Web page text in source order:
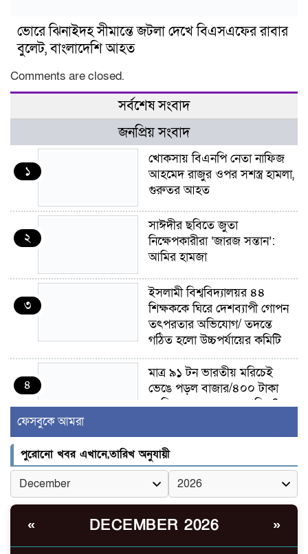
ভোরে ঝিনাইদহ সীমান্তে জটলা দেখে বিএসএফের রাবার
বুলেট, বাংলাদেশি আহত
Comments are closed.
সর্বশেষ সংবাদ
জনপ্রিয় সংবাদ
১
খোকসায় বিএনপি নেতা নাফিজ
আহমেদ রাজুর ওপর সশস্ত্র হামলা,
গুরুতর আহত
২
সাঈদীর ছবিতে জুতা
নিক্ষেপকারীরা ‘জারজ সন্তান’:
আমির হামজা
৩
ইসলামী বিশ্ববিদ্যালয়র ৪৪
শিক্ষককে ঘিরে দেশব্যাপী গোপন
তৎপরতার অভিযোগ/ তদন্তে
গঠিত হলো উচ্চপর্যায়ের কমিটি
৪
মাত্র ৯১ টন ভারতীয় মরিচেই
ভেঙে পড়ল বাজার/৪০০ টাকা
কেজি দাম কে ধরে রেখেছিল?
৫
জুলাই আন্দোলন ছিল সম্মিলিত,
লক্ষ্য হওয়া উচিত ঐক্য ও
রাষ্ট্রগঠন
ভোরে ঝিনাইদহ সীমান্তে জটলা
দেখে বিএসএফের রাবার বুলেট,
ফেসবুকে আমরা
পুরোনো খবর এখানে,তারিখ অনুযায়ী
« DECEMBER 2026 »